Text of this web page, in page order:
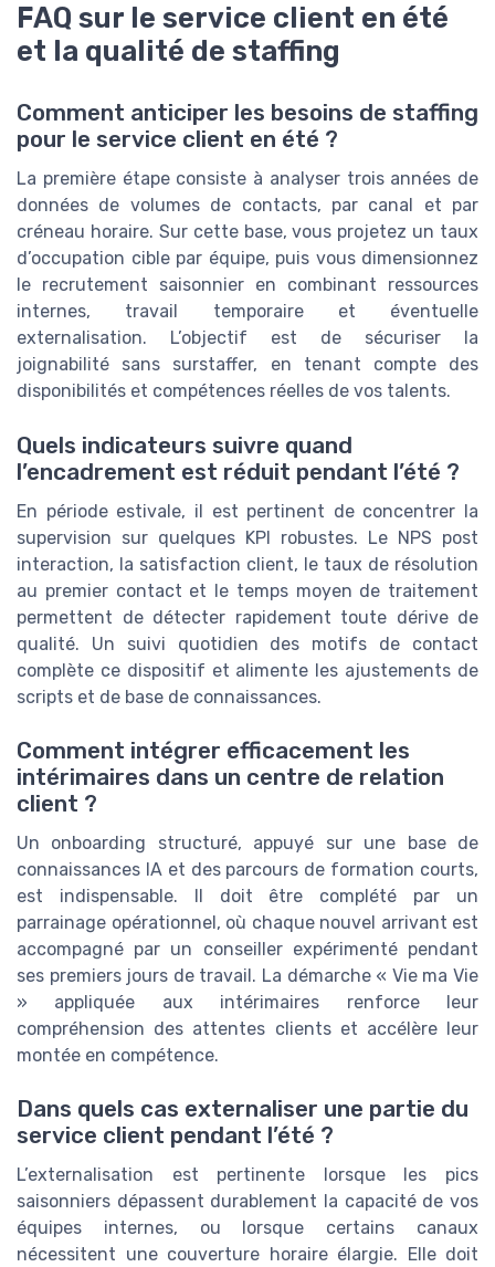
FAQ sur le service client en été
et la qualité de staffing
Comment anticiper les besoins de staffing
pour le service client en été ?
La première étape consiste à analyser trois années de
données de volumes de contacts, par canal et par
créneau horaire. Sur cette base, vous projetez un taux
d’occupation cible par équipe, puis vous dimensionnez
le recrutement saisonnier en combinant ressources
internes, travail temporaire et éventuelle
externalisation. L’objectif est de sécuriser la
joignabilité sans surstaffer, en tenant compte des
disponibilités et compétences réelles de vos talents.
Quels indicateurs suivre quand
l’encadrement est réduit pendant l’été ?
En période estivale, il est pertinent de concentrer la
supervision sur quelques KPI robustes. Le NPS post
interaction, la satisfaction client, le taux de résolution
au premier contact et le temps moyen de traitement
permettent de détecter rapidement toute dérive de
qualité. Un suivi quotidien des motifs de contact
complète ce dispositif et alimente les ajustements de
scripts et de base de connaissances.
Comment intégrer efficacement les
intérimaires dans un centre de relation
client ?
Un onboarding structuré, appuyé sur une base de
connaissances IA et des parcours de formation courts,
est indispensable. Il doit être complété par un
parrainage opérationnel, où chaque nouvel arrivant est
accompagné par un conseiller expérimenté pendant
ses premiers jours de travail. La démarche « Vie ma Vie
» appliquée aux intérimaires renforce leur
compréhension des attentes clients et accélère leur
montée en compétence.
Dans quels cas externaliser une partie du
service client pendant l’été ?
L’externalisation est pertinente lorsque les pics
saisonniers dépassent durablement la capacité de vos
équipes internes, ou lorsque certains canaux
nécessitent une couverture horaire élargie. Elle doit